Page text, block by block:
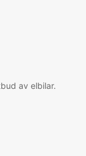
av elbilar.